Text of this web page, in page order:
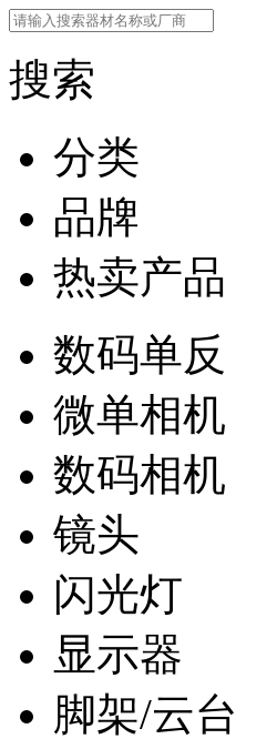
搜索
分类
品牌
热卖产品
数码单反
微单相机
数码相机
镜头
闪光灯
显示器
脚架/云台